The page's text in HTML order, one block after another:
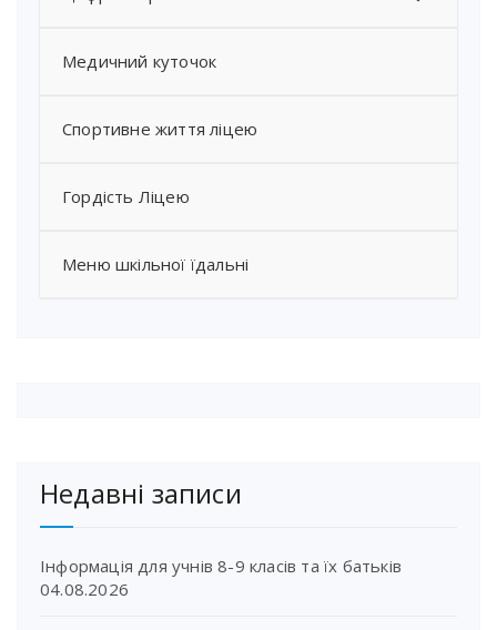
Медичний куточок
Спортивне життя ліцею
Гордість Ліцею
Меню шкільної їдальні
Недавні записи
Інформація для учнів 8-9 класів та їх батьків
04.08.2026